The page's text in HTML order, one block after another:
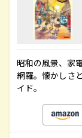
昭和の風景、家
網羅。懐かしさ
イド。